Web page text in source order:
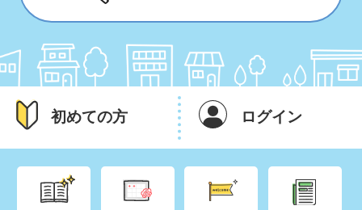
初めての方 ログイン